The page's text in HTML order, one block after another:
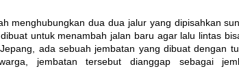
menghubungkan dua dua jalur yang dipisahkan
untuk menambah jalan baru agar lalu lintas
ada sebuah jembatan yang dibuat dengan
jembatan tersebut dianggap sebagai